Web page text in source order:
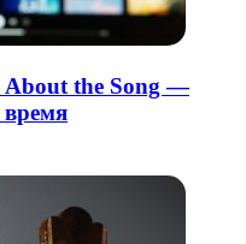
About the Song —
время